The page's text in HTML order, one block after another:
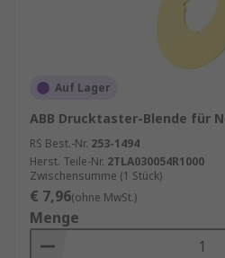
Auf Lager
ABB Drucktaster-Blende für
RS Best.-Nr. 253-1494
Herst. Teile-Nr. 2TLA030054R1000
Zwischensumme (1 Stück)
€ 7,96(ohne MwSt.)
Menge